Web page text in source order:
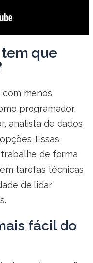
tem que
menos
programador,
analista de dados
Essas
de forma
tarefas técnicas
de lidar
fácil do